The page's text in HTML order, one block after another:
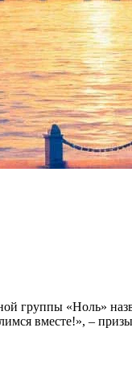
группы «Ноль»
вместе!», –